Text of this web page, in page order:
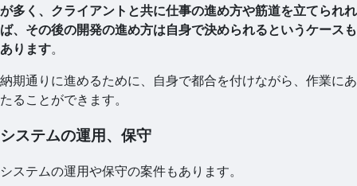
が多く、クライアントと共に仕事の進め方や筋道を立てられれ
ば、その後の開発の進め方は自身で決められるというケースも
あります。
納期通りに進めるために、自身で都合を付けながら、作業にあ
たることができます。
システムの運用、保守
システムの運用や保守の案件もあります。